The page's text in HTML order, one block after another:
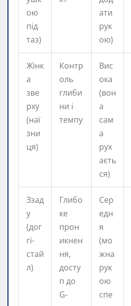
ою
під
таз)
ати
рук
ою)
Жінк
а
зве
рху
(наї
зни
ця)
Контр
оль
глиби
ни і
темпу
Вис
ока
(вон
а
сам
а
рух
аєть
ся)
Ззад
у
(дог
гі-
стай
л)
Глибо
ке
прон
икнен
ня,
досту
п до
G-
Сер
едн
я
(мо
жна
рук
ою
спе